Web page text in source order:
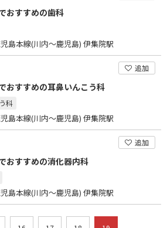
おすすめの歯科
島本線(川内～鹿児島) 伊集院駅
追加
おすすめの耳鼻いんこう科
科
島本線(川内～鹿児島) 伊集院駅
追加
おすすめの消化器内科
島本線(川内～鹿児島) 伊集院駅